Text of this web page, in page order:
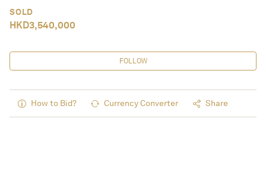
SOLD
HKD3,540,000
FOLLOW
How to Bid? Currency Converter Share